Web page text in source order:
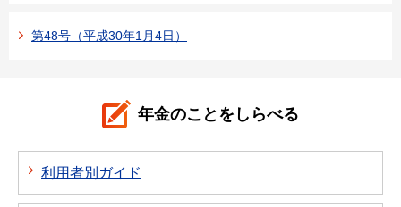
第48号（平成30年1月4日）
年金のことをしらべる
利用者別ガイド